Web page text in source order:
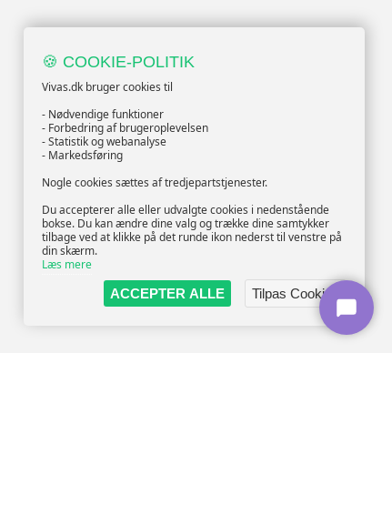
🍪 COOKIE-POLITIK
Vivas.dk bruger cookies til
- Nødvendige funktioner
- Forbedring af brugeroplevelsen
- Statistik og webanalyse
- Markedsføring
Nogle cookies sættes af tredjepartstjenester.
Du accepterer alle eller udvalgte cookies i nedenstående
bokse. Du kan ændre dine valg og trække dine samtykker
tilbage ved at klikke på det runde ikon nederst til venstre på
din skærm.
Læs mere
ACCEPTER ALLE
Tilpas Cookies